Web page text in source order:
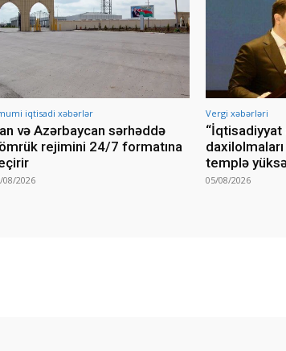
iqtisadi xəbərlər
və Azərbaycan sərhəddə
rejimini 24/7 formatına
08/2026
Vergi xəbərləri
“İqtisadiyyat
templə
05/08/2026